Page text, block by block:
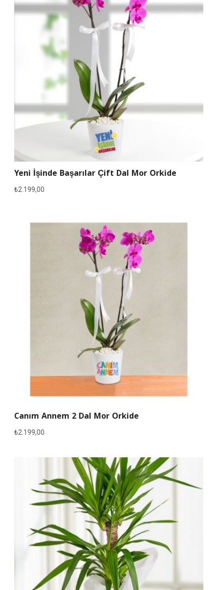
Yeni İşinde Başarılar Çift Dal Mor Orkide
₺2.199,00
Canım Annem 2 Dal Mor Orkide
₺2.199,00